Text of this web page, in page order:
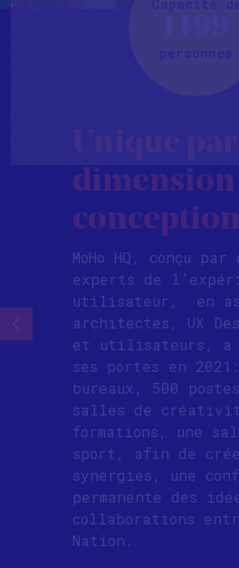
dimension
conception
MoHo HQ, conçu par
experts de
utilisateur, en
architectes, UX
et utilisateurs, a
ses portes en
bureaux, 500
salles de
formations, une
sport, afin de
synergies, une
permanente des
collaborations
Nation.